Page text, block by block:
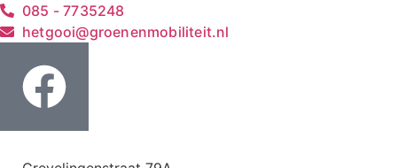
085 - 7735248
hetgooi@groenenmobiliteit.nl